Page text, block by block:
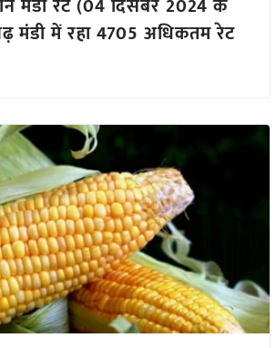
मंडी रेट (04 दिसंबर 2024 के
मंडी में रहा 4705 अधिकतम रेट